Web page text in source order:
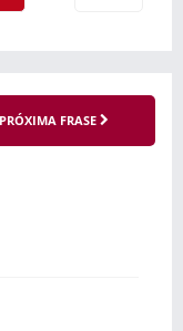
PRÓXIMA FRASE